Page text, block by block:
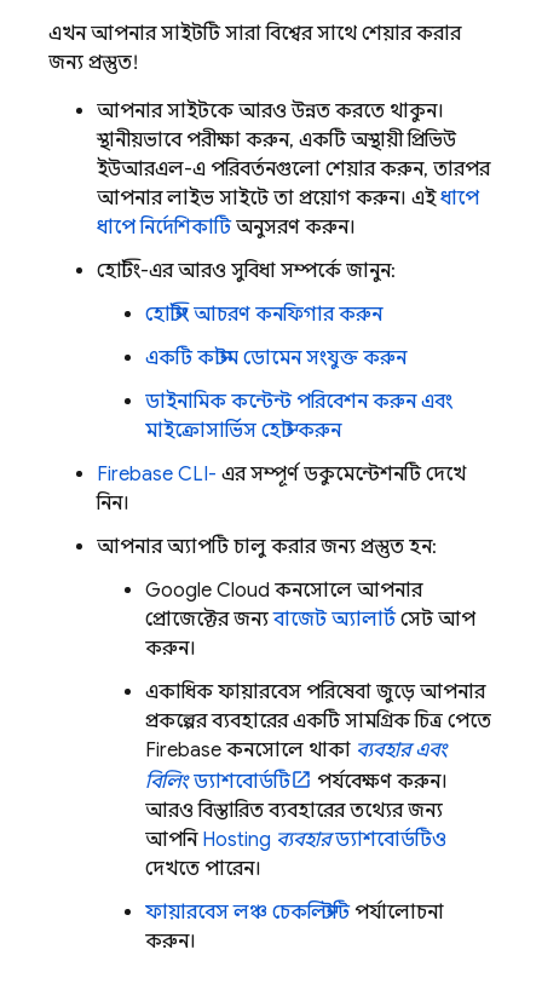
এখন আপনার সাইটটি সারা বিশ্বের সাথে শেয়ার করার
জন্য প্রস্তুত!
আপনার সাইটকে আরও উন্নত করতে থাকুন।
স্থানীয়ভাবে পরীক্ষা করুন, একটি অস্থায়ী প্রিভিউ
ইউআরএল-এ পরিবর্তনগুলো শেয়ার করুন, তারপর
আপনার লাইভ সাইটে তা প্রয়োগ করুন। এইধাপে
ধাপে নির্দেশিকাটিঅনুসরণ করুন।
হোস্টিং-এর আরও সুবিধা সম্পর্কে জানুন:
হোস্টিং আচরণ কনফিগার করুন
একটি কাস্টম ডোমেন সংযুক্ত করুন
ডাইনামিক কন্টেন্ট পরিবেশন করুন এবং
মাইক্রোসার্ভিস হোস্ট করুন
Firebase CLI- এর সম্পূর্ণ ডকুমেন্টেশনটি দেখে
নিন।
আপনার অ্যাপটি চালু করার জন্য প্রস্তুত হন:
Google Cloud কনসোলে আপনার
প্রোজেক্টের জন্যবাজেট অ্যালার্টসেট আপ
করুন।
একাধিক ফায়ারবেস পরিষেবা জুড়ে আপনার
প্রকল্পের ব্যবহারের একটি সামগ্রিক চিত্র পেতে
Firebase কনসোলে থাকা ব্যবহার এবং
বিলিংড্যাশবোর্ডটি
পর্যবেক্ষণ করুন।
আরও বিস্তারিত ব্যবহারের তথ্যের জন্য
আপনি Hosting ব্যবহারড্যাশবোর্ডটিও
দেখতে পারেন।
ফায়ারবেস লঞ্চ চেকলিস্টটিপর্যালোচনা
করুন।